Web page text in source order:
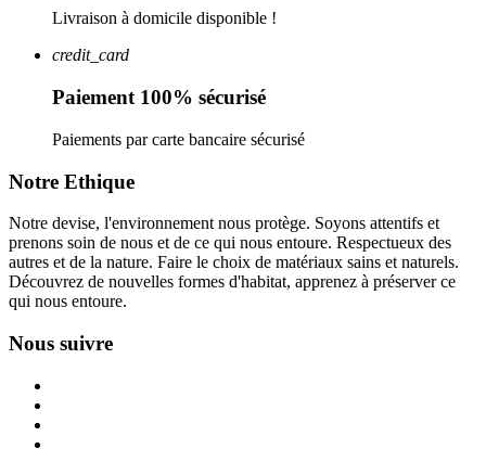
Livraison à domicile disponible !
credit_card
Paiement 100% sécurisé
Paiements par carte bancaire sécurisé
Notre Ethique
Notre devise, l'environnement nous protège. Soyons attentifs et
prenons soin de nous et de ce qui nous entoure. Respectueux des
autres et de la nature. Faire le choix de matériaux sains et naturels.
Découvrez de nouvelles formes d'habitat, apprenez à préserver ce
qui nous entoure.
Nous suivre